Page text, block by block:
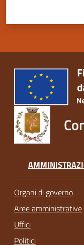
su
Organi di governo
Aree amministrative
Uffici
Politici